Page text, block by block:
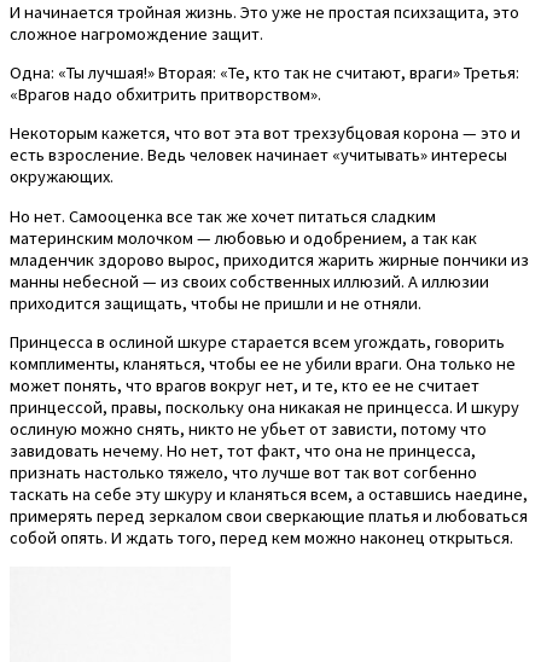
И начинается тройная жизнь. Это уже не простая психзащита, это
сложное нагромождение защит.
Одна: «Ты лучшая!» Вторая: «Те, кто так не считают, враги» Третья:
«Врагов надо обхитрить притворством».
Некоторым кажется, что вот эта вот трехзубцовая корона — это и
есть взросление. Ведь человек начинает «учитывать» интересы
окружающих.
Но нет. Самооценка все так же хочет питаться сладким
материнским молочком — любовью и одобрением, а так как
младенчик здорово вырос, приходится жарить жирные пончики из
манны небесной — из своих собственных иллюзий. А иллюзии
приходится защищать, чтобы не пришли и не отняли.
Принцесса в ослиной шкуре старается всем угождать, говорить
комплименты, кланяться, чтобы ее не убили враги. Она только не
может понять, что врагов вокруг нет, и те, кто ее не считает
принцессой, правы, поскольку она никакая не принцесса. И шкуру
ослиную можно снять, никто не убьет от зависти, потому что
завидовать нечему. Но нет, тот факт, что она не принцесса,
признать настолько тяжело, что лучше вот так вот согбенно
таскать на себе эту шкуру и кланяться всем, а оставшись наедине,
примерять перед зеркалом свои сверкающие платья и любоваться
собой опять. И ждать того, перед кем можно наконец открыться.